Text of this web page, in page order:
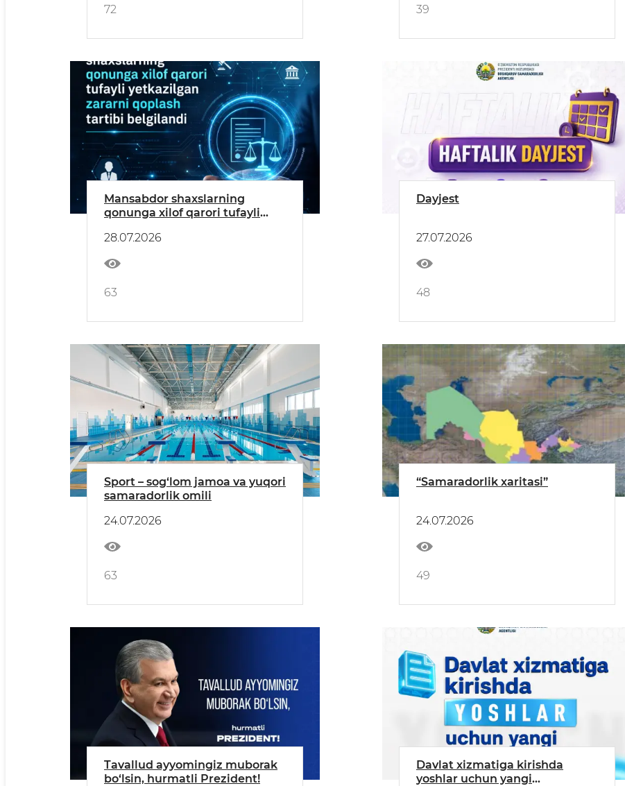
72 39
Mansabdor shaxslarning
qonunga xilof qarori tufayli
tartibi belgilandi
28.07.2026
63
Dayjest
27.07.2026
48
Sport – sog‘lom jamoa va yuqori
samaradorlik omili
24.07.2026
63
“Samaradorlik xaritasi”
24.07.2026
49
Tavallud ayyomingiz muborak
bo‘lsin, hurmatli Prezident!
Davlat xizmatiga kirishda
yoshlar uchun yangi